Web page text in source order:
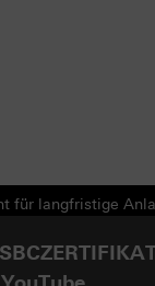
für langfristige